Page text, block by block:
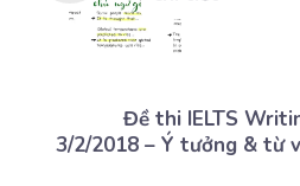
Đề thi IELTS
3/2/2018 – Ý tưởng & từ